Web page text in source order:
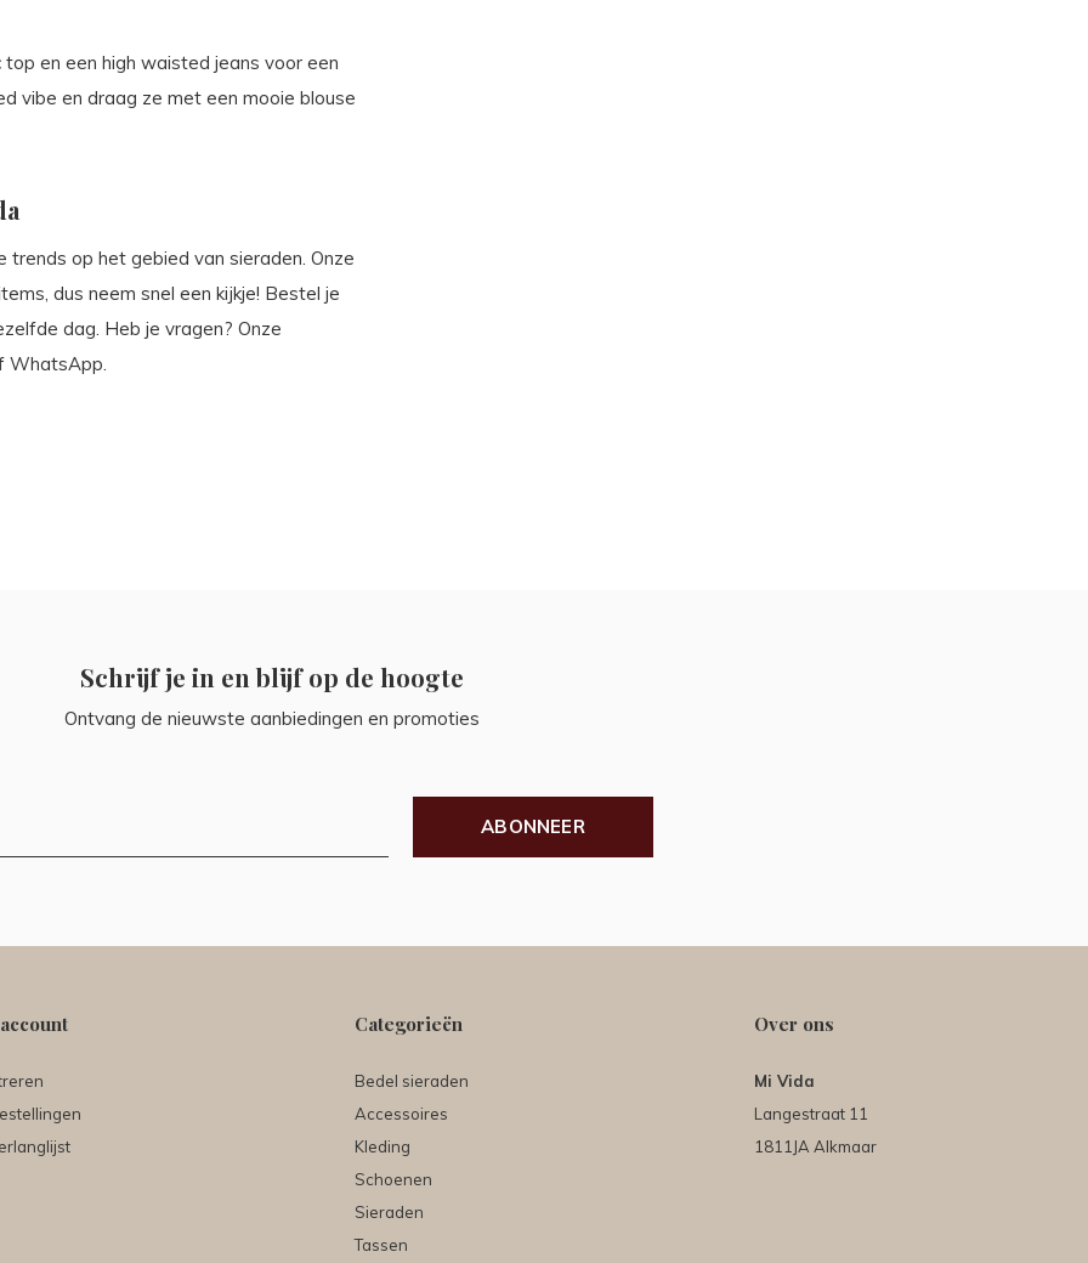
en een high waisted jeans voor een
vibe en draag ze met een mooie blouse
op het gebied van sieraden. Onze
dus neem snel een kijkje! Bestel je
dag. Heb je vragen? Onze
WhatsApp.
Schrijf je in en blijf op de hoogte
Ontvang de nieuwste aanbiedingen en promoties
ABONNEER
Categorieën
Bedel sieraden
Accessoires
Kleding
Schoenen
Sieraden
Tassen
Over ons
Mi Vida
Langestraat 11
1811JA Alkmaar